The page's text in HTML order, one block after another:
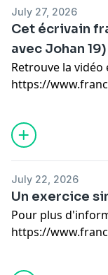
July 27, 2026
Cet écrivain
avec Johan 19)
Retrouve la
https://
July 22, 2026
Un exercice
Pour plus
https://